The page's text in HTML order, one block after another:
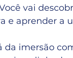
vai
e aprender a
da imersão